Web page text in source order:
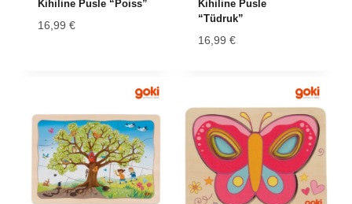
Kihiline Pusle “Poiss”
16,99 €
Kihiline Pusle
“Tüdruk”
16,99 €